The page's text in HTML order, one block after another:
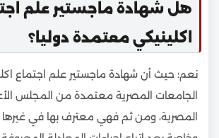
هل شهادة ماجستير علم
اكلينيكي معتمدة دوليا؟
نعم؛ حيث أن شهادة ماجستير علم اجتماع
الجامعات المصرية معتمدة من المجلس
المصرية، ومن ثم فهي معترف بها في غيرها